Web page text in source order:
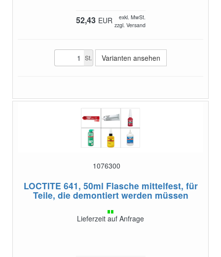
52,43 EUR
exkl. MwSt.
zzgl. Versand
St. Varianten ansehen
1076300
LOCTITE 641, 50ml Flasche mittelfest, für
Teile, die demontiert werden müssen
Lieferzeit auf Anfrage